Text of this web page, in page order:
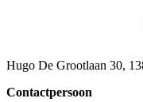
Hugo De Grootlaan 30,
Contactpersoon